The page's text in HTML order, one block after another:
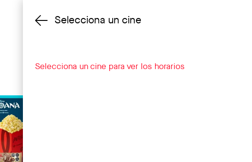
Cambiar cine
Selecciona un cine
Selecciona un cine para ver los horarios